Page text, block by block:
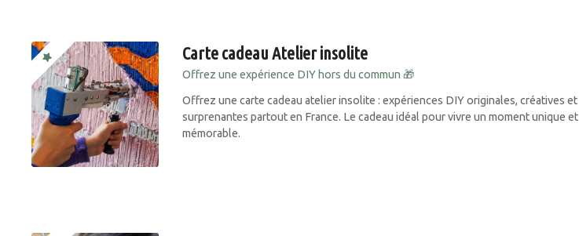
Carte cadeau Atelier insolite
Offrez une expérience DIY hors du commun 🎁
Offrez une carte cadeau atelier insolite : expériences DIY originales, créatives et
surprenantes partout en France. Le cadeau idéal pour vivre un moment unique et
mémorable.